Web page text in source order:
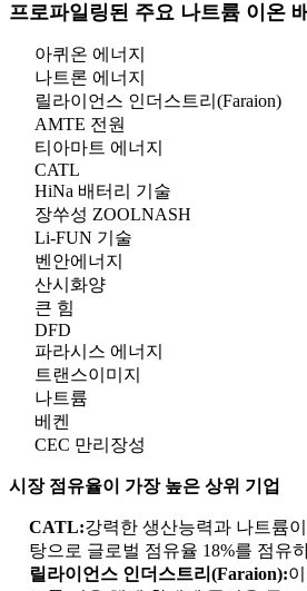
프로파일링된 주요 나트륨 이온
아퀴온 에너지
나트론 에너지
릴라이언스 인더스트리(Faraion)
AMTE 전원
티아마트 에너지
CATL
HiNa 배터리 기술
장쑤성 ZOOLNASH
Li-FUN 기술
벤안에너지
산시화양
큰 힘
DFD
파라시스 에너지
트랜스이미지
나트륨
베켄
CEC 만리장성
시장 점유율이 가장 높은 상위 기업
CATL:강력한 생산능력과 나트륨
탕으로 글로벌 점유율 18%를 점유
릴라이언스 인더스트리(Faraion):